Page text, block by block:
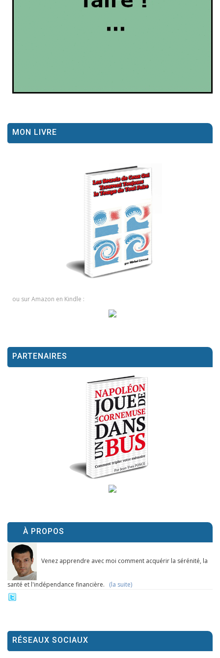
MON LIVRE
ou sur Amazon en Kindle :
PARTENAIRES
À PROPOS
Venez apprendre avec moi comment acquérir la sérénité, la
santé et l'indépendance financière. (la suite)
RÉSEAUX SOCIAUX